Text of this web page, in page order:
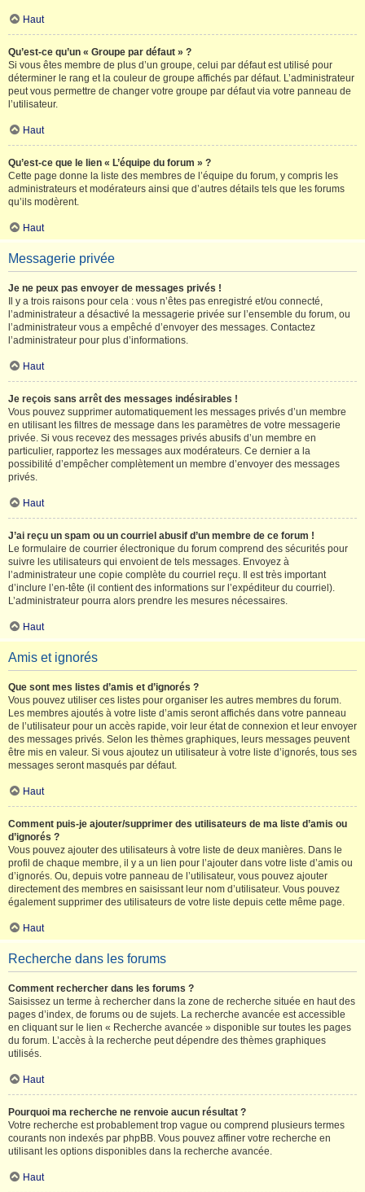
Haut
Qu’est-ce qu’un « Groupe par défaut » ?
Si vous êtes membre de plus d’un groupe, celui par défaut est utilisé pour
déterminer le rang et la couleur de groupe affichés par défaut. L’administrateur
peut vous permettre de changer votre groupe par défaut via votre panneau de
l’utilisateur.
Haut
Qu’est-ce que le lien « L’équipe du forum » ?
Cette page donne la liste des membres de l’équipe du forum, y compris les
administrateurs et modérateurs ainsi que d’autres détails tels que les forums
qu’ils modèrent.
Haut
Messagerie privée
Je ne peux pas envoyer de messages privés !
Il y a trois raisons pour cela : vous n’êtes pas enregistré et/ou connecté,
l’administrateur a désactivé la messagerie privée sur l’ensemble du forum, ou
l’administrateur vous a empêché d’envoyer des messages. Contactez
l’administrateur pour plus d’informations.
Haut
Je reçois sans arrêt des messages indésirables !
Vous pouvez supprimer automatiquement les messages privés d’un membre
en utilisant les filtres de message dans les paramètres de votre messagerie
privée. Si vous recevez des messages privés abusifs d’un membre en
particulier, rapportez les messages aux modérateurs. Ce dernier a la
possibilité d’empêcher complètement un membre d’envoyer des messages
privés.
Haut
J’ai reçu un spam ou un courriel abusif d’un membre de ce forum !
Le formulaire de courrier électronique du forum comprend des sécurités pour
suivre les utilisateurs qui envoient de tels messages. Envoyez à
l’administrateur une copie complète du courriel reçu. Il est très important
d’inclure l’en-tête (il contient des informations sur l’expéditeur du courriel).
L’administrateur pourra alors prendre les mesures nécessaires.
Haut
Amis et ignorés
Que sont mes listes d’amis et d’ignorés ?
Vous pouvez utiliser ces listes pour organiser les autres membres du forum.
Les membres ajoutés à votre liste d’amis seront affichés dans votre panneau
de l’utilisateur pour un accès rapide, voir leur état de connexion et leur envoyer
des messages privés. Selon les thèmes graphiques, leurs messages peuvent
être mis en valeur. Si vous ajoutez un utilisateur à votre liste d’ignorés, tous ses
messages seront masqués par défaut.
Haut
Comment puis-je ajouter/supprimer des utilisateurs de ma liste d’amis ou
d’ignorés ?
Vous pouvez ajouter des utilisateurs à votre liste de deux manières. Dans le
profil de chaque membre, il y a un lien pour l’ajouter dans votre liste d’amis ou
d’ignorés. Ou, depuis votre panneau de l’utilisateur, vous pouvez ajouter
directement des membres en saisissant leur nom d’utilisateur. Vous pouvez
également supprimer des utilisateurs de votre liste depuis cette même page.
Haut
Recherche dans les forums
Comment rechercher dans les forums ?
Saisissez un terme à rechercher dans la zone de recherche située en haut des
pages d’index, de forums ou de sujets. La recherche avancée est accessible
en cliquant sur le lien « Recherche avancée » disponible sur toutes les pages
du forum. L’accès à la recherche peut dépendre des thèmes graphiques
utilisés.
Haut
Pourquoi ma recherche ne renvoie aucun résultat ?
Votre recherche est probablement trop vague ou comprend plusieurs termes
courants non indexés par phpBB. Vous pouvez affiner votre recherche en
utilisant les options disponibles dans la recherche avancée.
Haut